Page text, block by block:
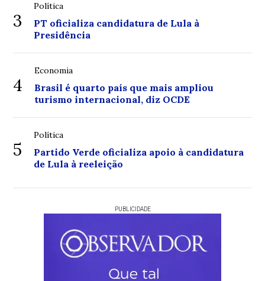
3
Política
PT oficializa candidatura de Lula à
Presidência
4
Economia
Brasil é quarto país que mais ampliou
turismo internacional, diz OCDE
5
Política
Partido Verde oficializa apoio à candidatura
de Lula à reeleição
PUBLICIDADE